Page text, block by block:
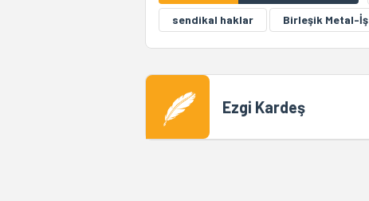
sendikal haklar
Birleşik Metal-İş
Ezgi Kardeş